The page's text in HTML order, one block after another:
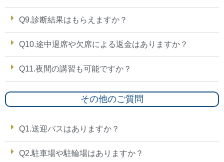
Q9.診断結果はもらえますか？
Q10.途中退席や欠席による返金はありますか？
Q11.夜間の講習も可能ですか？
その他のご質問
Q1.送迎バスはありますか？
Q2.駐車場や駐輪場はありますか？